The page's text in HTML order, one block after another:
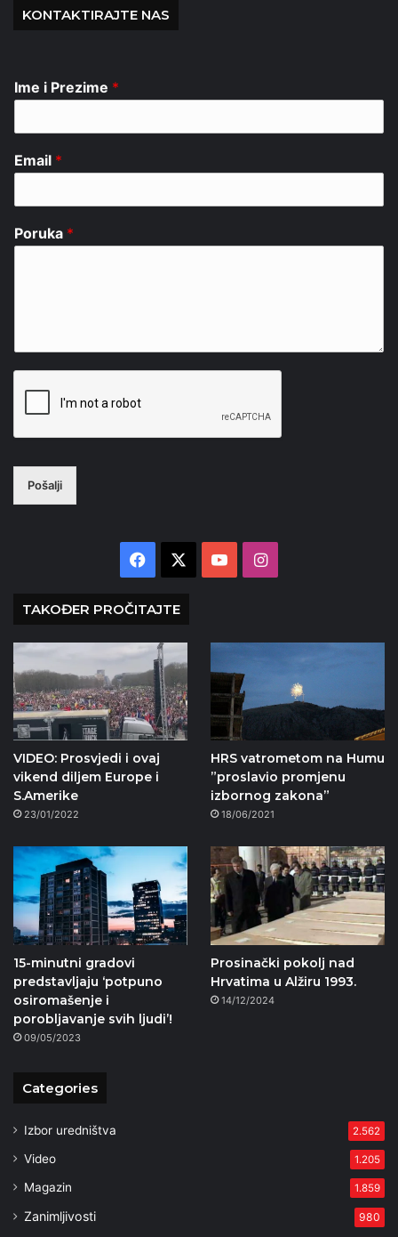
KONTAKTIRAJTE NAS
Ime i Prezime *
Email *
Poruka *
Pošalji
Facebook YouTubeInstagram
TAKOĐER PROČITAJTE
VIDEO: Prosvjedi i ovaj
vikend diljem Europe i
S.Amerike
23/01/2022
HRS vatrometom na Humu
”proslavio promjenu
izbornog zakona”
18/06/2021
15-minutni gradovi
predstavljaju ‘potpuno
osiromašenje i
porobljavanje svih ljudi’!
09/05/2023
Prosinački pokolj nad
Hrvatima u Alžiru 1993.
14/12/2024
Categories
Izbor uredništva 2.562
Video 1.205
Magazin 1.859
Zanimljivosti 980